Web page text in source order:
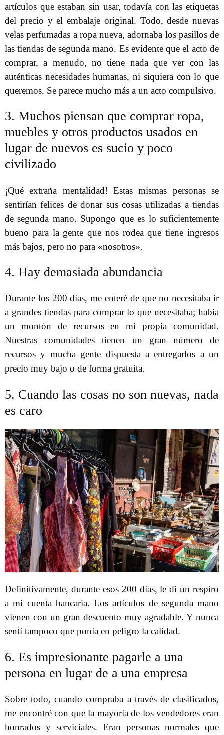
artículos que estaban sin usar, todavía con las etiquetas
del precio y el embalaje original. Todo, desde nuevas
velas perfumadas a ropa nueva, adornaba los pasillos de
las tiendas de segunda mano. Es evidente que el acto de
comprar, a menudo, no tiene nada que ver con las
auténticas necesidades humanas, ni siquiera con lo que
queremos. Se parece mucho más a un acto compulsivo.
3. Muchos piensan que comprar ropa,
muebles y otros productos usados ​​en
lugar de nuevos es sucio y poco
civilizado
¡Qué extraña mentalidad! Estas mismas personas se
sentirían felices de donar sus cosas utilizadas a tiendas
de segunda mano. Supongo que es lo suficientemente
bueno para la gente que nos rodea que tiene ingresos
más bajos, pero no para «nosotros».
4. Hay demasiada abundancia
Durante los 200 días, me enteré de que no necesitaba ir
a grandes tiendas para comprar lo que necesitaba; había
un montón de recursos en mi propia comunidad.
Nuestras comunidades tienen un gran número de
recursos y mucha gente dispuesta a entregarlos a un
precio muy bajo o de forma gratuita.
5. Cuando las cosas no son nuevas, nada
es caro
Definitivamente, durante esos 200 días, le di un respiro
a mi cuenta bancaria. Los artículos de segunda mano
vienen con un gran descuento muy agradable. Y nunca
sentí tampoco que ponía en peligro la calidad.
6. Es impresionante pagarle a una
persona en lugar de a una empresa
Sobre todo, cuando compraba a través de clasificados,
me encontré con que la mayoría de los vendedores eran
honrados y serviciales. Eran personas normales que